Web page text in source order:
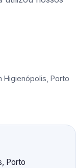
Higienópolis, Porto
Porto